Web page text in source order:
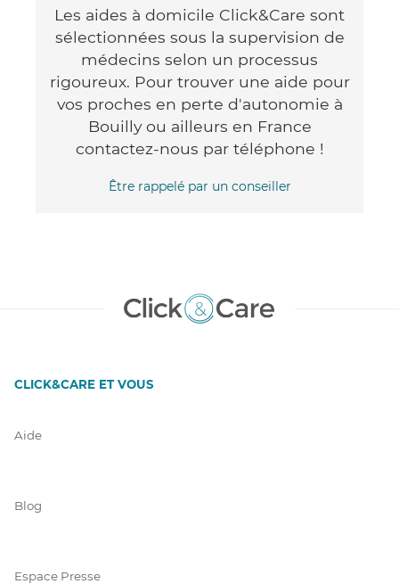
Les aides à domicile Click&Care sont
sélectionnées sous la supervision de
médecins selon un processus
rigoureux. Pour trouver une aide pour
vos proches en perte d'autonomie à
Bouilly ou ailleurs en France
contactez-nous par téléphone !
Être rappelé par un conseiller
CLICK&CARE ET VOUS
Aide
Blog
Espace Presse